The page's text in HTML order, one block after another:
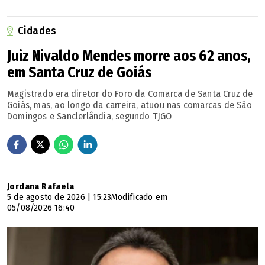
de melhorias para a cidade. Sua memória permanecerá
viva na história do Legislativo Municipal.
Nota da prefeitura de Rubiataba:
A Prefeitura de Rubiataba manifesta seu mais profundo
pesar pelo falecimento de Carlos Daniel Aparecido de
Oliveira, vereador do município de Nova América-GO,
natural de Rubiataba. Neste momento de luto, o prefeito
municipais e todos os servidores públicos se unem em
solidariedade aos familiares, amigos, à Câmara
compartilhando o sentimento de tristeza por esta perda
tão precoce. Carlos Daniel deixa um legado de dedicação
Cidades
Juiz Nivaldo Mendes morre aos 62 anos,
em Santa Cruz de Goiás
Magistrado era diretor do Foro da Comarca de Santa Cruz de
Goiás, mas, ao longo da carreira, atuou nas comarcas de São
Domingos e Sanclerlândia, segundo TJGO
Jordana Rafaela
5 de agosto de 2026 | 15:23Modificado em
05/08/2026 16:40